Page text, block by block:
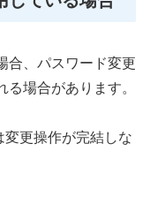
合、パスワード変更
場合があります。
変更操作が完結しな